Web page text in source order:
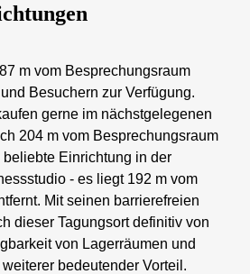
m vom Besprechungsraum
Besuchern zur Verfügung.
gerne im nächstgelegenen
204 m vom Besprechungsraum
Einrichtung in der
- es liegt 192 m vom
Mit seinen barrierefreien
dieser Tagungsort definitiv von
von Lagerräumen und
bedeutender Vorteil.